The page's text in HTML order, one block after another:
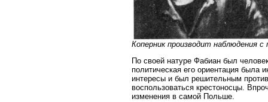
Коперник производит наблюдения
По своей натуре Фабиан был
политическая его ориентация
интересы и был решительным
воспользоваться крестоносцы.
изменения в самой Польше.